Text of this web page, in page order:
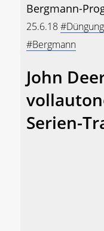
Bergmann-
25.6.18
#Bergmann
John
Serien-